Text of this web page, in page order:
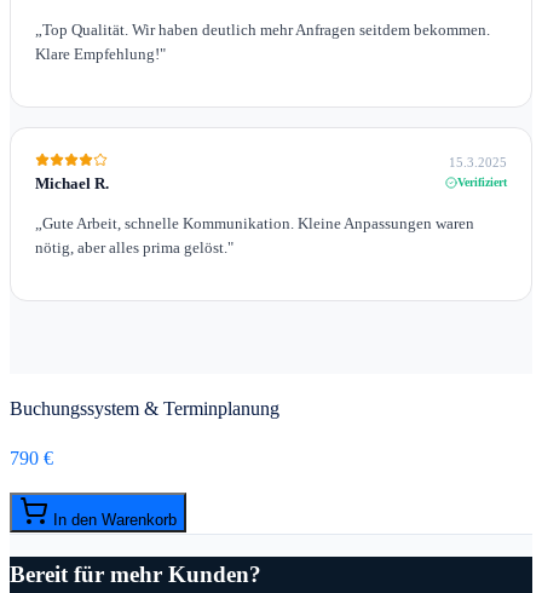
Top Qualität. Wir haben deutlich mehr Anfragen seitdem bekommen.
Klare Empfehlung!"
Michael R.
15.3.2025
Verifiziert
Gute Arbeit, schnelle Kommunikation. Kleine Anpassungen waren
nötig, aber alles prima gelöst. "
Buchungssystem & Terminplanung
790 €
In den Warenkorb
Bereit für mehr Kunden?